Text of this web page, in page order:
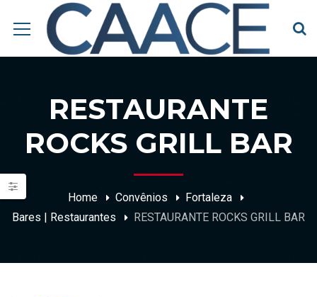
RESTAURANTE
ROCKS GRILL BAR
Home Convênios
Fortaleza
Bares | Restaurantes
RESTAURANTE ROCKS GRILL BAR